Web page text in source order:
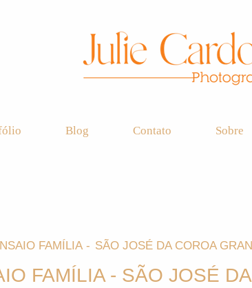
Blog Contato Sobre
FAMÍLIA SÃO JOSÉ DA COROA
FAMÍLIA - SÃO JOSÉ